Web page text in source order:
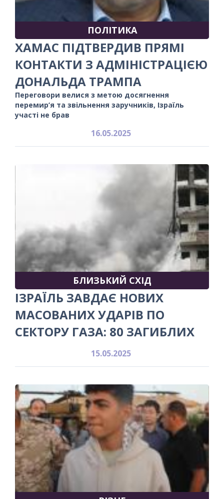
ПОЛІТИКА
ХАМАС ПІДТВЕРДИВ ПРЯМІ
КОНТАКТИ З АДМІНІСТРАЦІЄЮ
ДОНАЛЬДА ТРАМПА
Переговори велися з метою досягнення
перемир’я та звільнення заручників, Ізраїль
участі не брав
16.05.2025
БЛИЗЬКИЙ СХІД
ІЗРАЇЛЬ ЗАВДАЄ НОВИХ
МАСОВАНИХ УДАРІВ ПО
СЕКТОРУ ГАЗА: 80 ЗАГИБЛИХ
15.05.2025